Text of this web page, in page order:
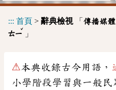
::: 首頁 > 辭典檢視「 傳播媒
ㄊㄧ
ˇ
」
⚠本典收錄古今用語，
小學階段學習與一般民